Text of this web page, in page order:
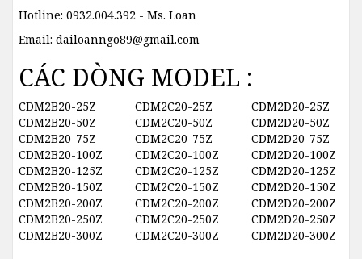
Hotline: 0932.004.392 - Ms. Loan
Email: dailoanngo89@gmail.com
CÁC DÒNG MODEL :
CDM2B20-25Z CDM2C20-25Z
CDM2D20-25Z
CDM2B20-50Z
CDM2C20-50Z
CDM2D20-50Z
CDM2B20-75Z
CDM2C20-75Z
CDM2D20-75Z
CDM2B20-100Z
CDM2C20-100Z
CDM2D20-100Z
CDM2B20-125Z
CDM2C20-125Z
CDM2D20-125Z
CDM2B20-150Z
CDM2C20-150Z
CDM2D20-150Z
CDM2B20-200Z
CDM2C20-200Z
CDM2D20-200Z
CDM2B20-250Z
CDM2C20-250Z
CDM2D20-250Z
CDM2B20-300Z
CDM2C20-300Z CDM2D20-300Z